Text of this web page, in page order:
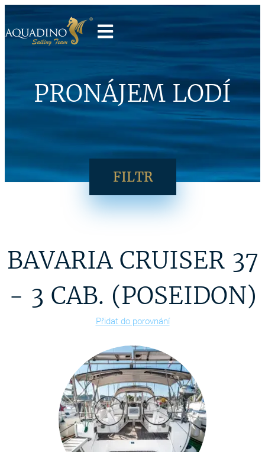
PRONÁJEM LODÍ
FILTR
BAVARIA CRUISER 37
- 3 CAB. (POSEIDON)
Přidat do porovnání